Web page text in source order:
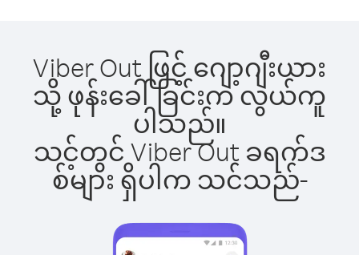
Viber Out ဖြင့် ဂျော့ဂျီးယား
သို့ ဖုန်းခေါ်ခြင်းက လွယ်ကူ
ပါသည်။
သင့်တွင် Viber Out ခရက်ဒ
စ်များ ရှိပါက သင်သည်-